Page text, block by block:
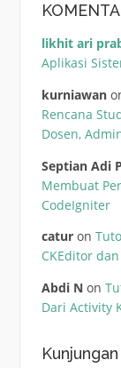
likhit ari
Aplikasi
kurniawan
Rencana
Dosen,
Septian Adi
Membuat
CodeIgniter
caturon
CKEditor
Abdi N on
Dari Activity